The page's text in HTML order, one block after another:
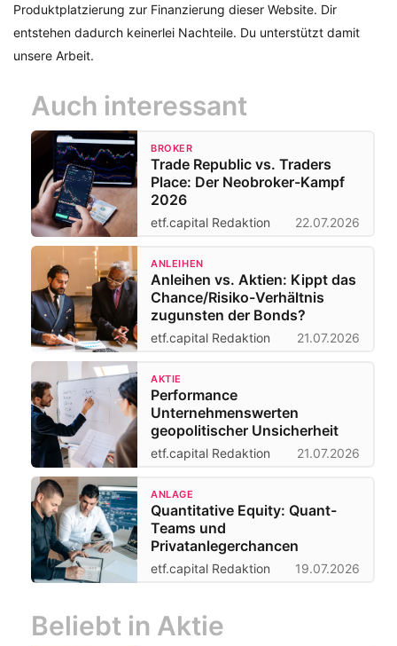
Produktplatzierung zur Finanzierung dieser Website. Dir
entstehen dadurch keinerlei Nachteile. Du unterstützt damit
unsere Arbeit.
Auch interessant
BROKER
Trade Republic vs. Traders
Place: Der Neobroker-Kampf
2026
etf.capital Redaktion 22.07.2026
ANLEIHEN
Anleihen vs. Aktien: Kippt das
Chance/Risiko-Verhältnis
zugunsten der Bonds?
etf.capital Redaktion 21.07.2026
AKTIE
Performance
Unternehmenswerten
geopolitischer Unsicherheit
etf.capital Redaktion 21.07.2026
ANLAGE
Quantitative Equity: Quant-
Teams und
Privatanlegerchancen
etf.capital Redaktion 19.07.2026
Beliebt in Aktie